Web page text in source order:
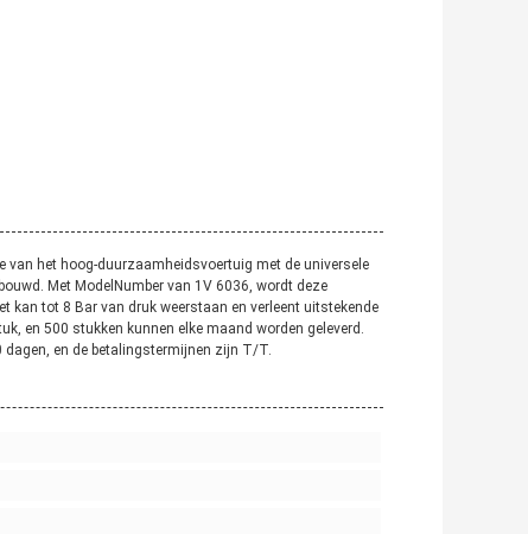
van het hoog-duurzaamheidsvoertuig met de universele
Met ModelNumber van 1V 6036, wordt deze
kan tot 8 Bar van druk weerstaan en verleent uitstekende
en 500 stukken kunnen elke maand worden geleverd.
dagen, en de betalingstermijnen zijn T/T.